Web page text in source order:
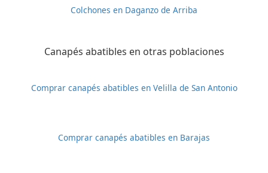
Colchones en Daganzo de Arriba
Canapés abatibles en otras poblaciones
Comprar canapés abatibles en Velilla de San Antonio
Comprar canapés abatibles en Barajas